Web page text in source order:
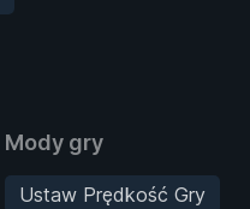
Mody gry
Ustaw Prędkość Gry